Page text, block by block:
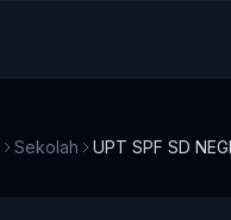
Sekolah UPT SPF SD